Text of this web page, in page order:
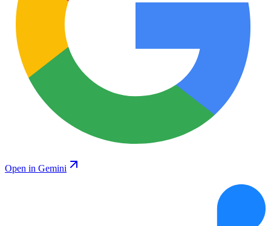
Open in Gemini